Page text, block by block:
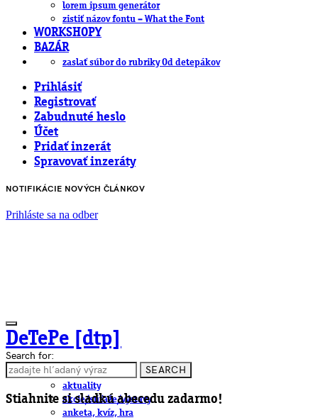
lorem ipsum generátor
zistiť názov fontu – What the Font
WORKSHOPY
BAZÁR
zaslať súbor do rubriky Od detepákov
Prihlásiť
Registrovať
Zabudnuté heslo
Účet
Pridať inzerát
Spravovať inzeráty
NOTIFIKÁCIE NOVÝCH ČLÁNKOV
Prihláste sa na odber
DeTePe [dtp]
ČLÁNKY
aktuality
akcie/súťaže/výstavy
anketa, kvíz, hra
Search for:
SEARCH
Stiahnite si sladkú abecedu zadarmo!